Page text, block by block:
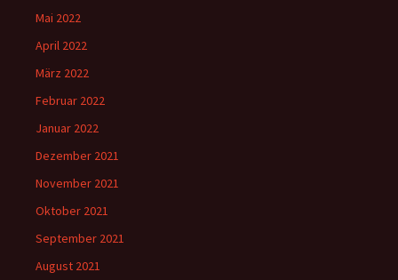
Mai 2022
April 2022
März 2022
Februar 2022
Januar 2022
Dezember 2021
November 2021
Oktober 2021
September 2021
August 2021